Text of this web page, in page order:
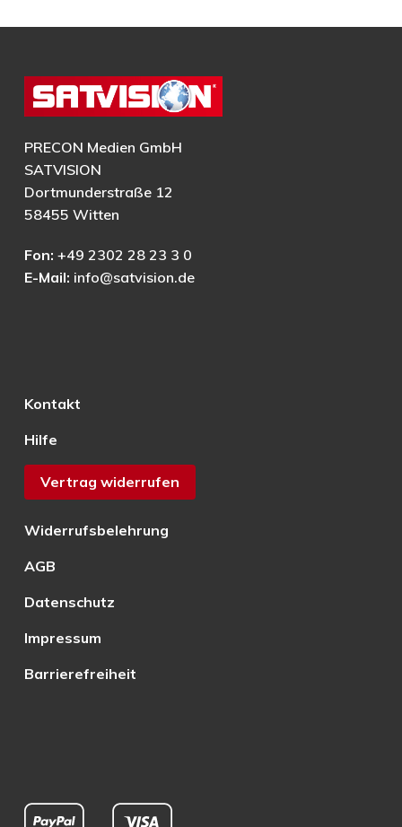
PRECON Medien GmbH
SATVISION
Dortmunderstraße 12
58455 Witten
Fon: +49 2302 28 23 3 0
E-Mail: info@satvision.de
Kontakt
Hilfe
Vertrag widerrufen
Widerrufsbelehrung
AGB
Datenschutz
Impressum
Barrierefreiheit